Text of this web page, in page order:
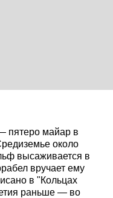
пятеро майар в
около
высаживается в
вручает ему
в "Кольцах
раньше — во